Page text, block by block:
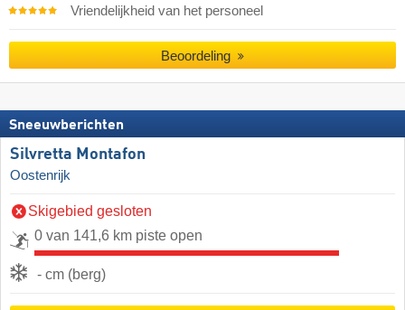
Vriendelijkheid van het personeel
Beoordeling
Sneeuwberichten
Silvretta Montafon
Oostenrijk
Skigebied gesloten
0 van 141,6 km piste open
- cm (berg)